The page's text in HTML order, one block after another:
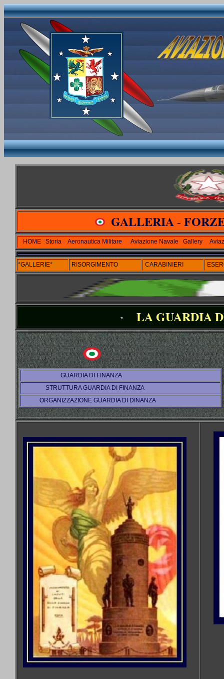
GALLERIA-
HOME Storia Aeronautica Militare Aviazione Navale Gallery
*GALLERIE* RISORGIMENTO CARABINIERI
* LA
GUARDIA DI FINANZA
STRUTTURA GUARDIA DI FINANZA
ORGANIZZAZIONE GUARDIA DI DINANZA